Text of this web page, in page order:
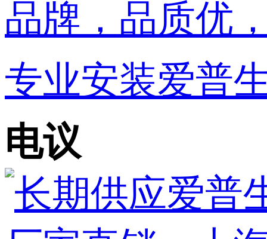
专业安装爱普
电议